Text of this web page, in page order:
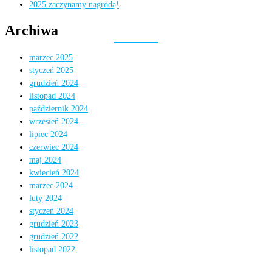
2025 zaczynamy nagrodą!
Archiwa
marzec 2025
styczeń 2025
grudzień 2024
listopad 2024
październik 2024
wrzesień 2024
lipiec 2024
czerwiec 2024
maj 2024
kwiecień 2024
marzec 2024
luty 2024
styczeń 2024
grudzień 2023
grudzień 2022
listopad 2022